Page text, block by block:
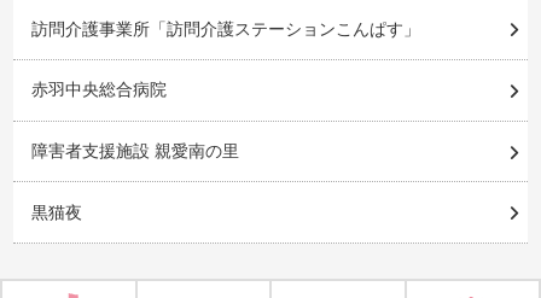
訪問介護事業所「訪問介護ステーションこんぱす」
赤羽中央総合病院
障害者支援施設 親愛南の里
黒猫夜